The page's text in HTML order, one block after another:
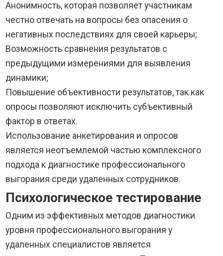
Анонимность, которая позволяет участникам
честно отвечать на вопросы без опасения о
негативных последствиях для своей карьеры;
Возможность сравнения результатов с
предыдущими измерениями для выявления
динамики;
Повышение объективности результатов, так как
опросы позволяют исключить субъективный
фактор в ответах.
Использование анкетирования и опросов
является неотъемлемой частью комплексного
подхода к диагностике профессионального
выгорания среди удаленных сотрудников.
Психологическое тестирование
Одним из эффективных методов диагностики
уровня профессионального выгорания у
удаленных специалистов является